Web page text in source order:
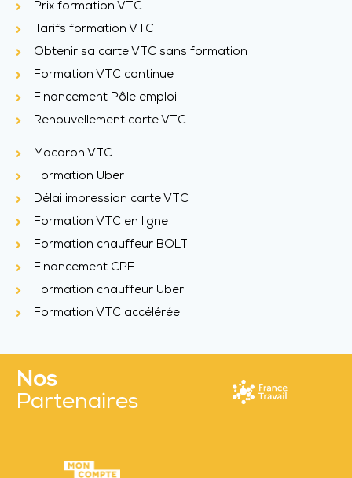
Prix formation VTC
Tarifs formation VTC
Obtenir sa carte VTC sans formation
Formation VTC continue
Financement Pôle emploi
Renouvellement carte VTC
Macaron VTC
Formation Uber
Délai impression carte VTC
Formation VTC en ligne
Formation chauffeur BOLT
Financement CPF
Formation chauffeur Uber
Formation VTC accélérée
Nos
Partenaires